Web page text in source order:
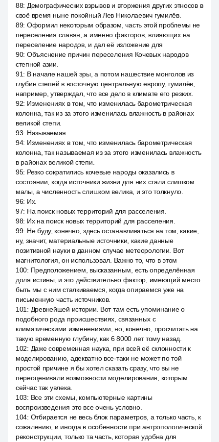
88: Демографических взрывов и вторжения других этносов в
своё время ныне покойный Лев Николаевич гумилёв.
89: Оформил некоторым образом, часть этой проблемы не
переселения славян, а именно факторов, влияющих на
переселение народов, и дал её изложение для
90: Объяснение причин переселения Кочевых народов
степной азии.
91: В начале нашей эры, а потом нашествие монголов из
глубин степей в восточную центральную европу, гумилёв,
например, утверждал, что все дело в климате его резких.
92: Изменениях в том, что изменилась барометрическая
колонна, так из за этого изменилась влажность в районах
великой степи.
93: Называемая.
94: Изменениях в том, что изменилась барометрическая
колонна, так называемая из за этого изменилась влажность
в районах великой степи.
95: Резко сократились кочевые народы оказались в
состоянии, когда источники жизни для них стали слишком
малы, а численность слишком велика, и это толкнуло.
96: Их.
97: На поиск новых территорий для расселения.
98: Их на поиск новых территорий для расселения.
99: Не буду, конечно, здесь останавливаться на том, какие,
ну, значит, материальные источники, какие данные
позитивной науки в данном случае метеорологии. Вот
магнитология, он использовал. Важно то, что в этом
100: Предположением, высказанным, есть определённая
доля истины, и это действительно фактор, имеющий место
быть мы с ним сталкиваемся, когда опираемся уже на
письменную часть источников.
101 : Древнейшей истории. Вот там есть упоминание о
подобного рода происшествиях, связанных с
климатическими изменениями, но, конечно, просчитать на
такую временную глубину, как 6 8000 лет тому назад.
102: Даже современная наука, при всей её склонности к
моделированию, адекватно все-таки не может по той
простой причине я бы хотел сказать сразу, что вы не
переоценивали возможности моделирования, которым
сейчас так увлека.
103: Все эти схемы, компьютерные картины
воспроизведения это все очень условно.
104: Отбирается не весь блок параметров, а только часть, к
сожалению, и иногда в особенности при антропологической
реконструкции, только та часть, которая удобна для